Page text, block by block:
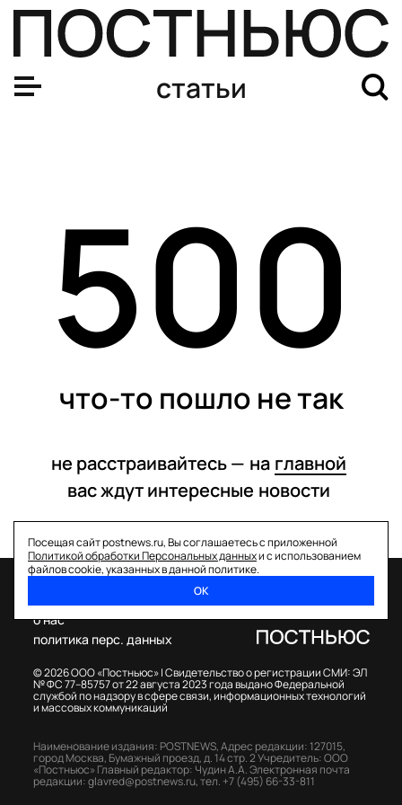
статьи
500
что-то пошло не так
не расстраивайтесь — на главной
вас ждут интересные новости
Посещая сайт postnews.ru, Вы соглашаетесь с приложенной
Политикой обработки Персональных данныхи с использованием
файлов cookie, указанных в данной политике.
ОК
© 2026 ООО «Постньюс» |Свидетельство о регистрации СМИ: ЭЛ
№ ФС 77–85757 от 22 августа 2023 года выдано Федеральной
службой по надзору в сфере связи, информационных технологий
и массовых коммуникаций
о нас
политика перс. данных
Наименование издания: POSTNEWS,Адрес редакции: 127015,
город Москва, Бумажный проезд, д. 14 стр. 2Учредитель: ООО
«Постньюс» Главный редактор: Чудин А.А.Электронная почта
редакции:glavred@postnews.ru,тел. +7 (495) 66-33-811